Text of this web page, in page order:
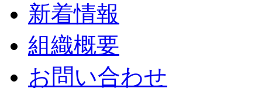
新着情報
組織概要
お問い合わせ